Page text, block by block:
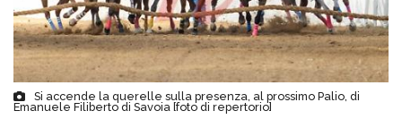
Si accende la querelle sulla presenza, al prossimo Palio, di
Emanuele Filiberto di Savoia [foto di repertorio]